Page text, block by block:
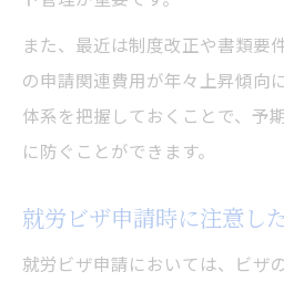
企業が知るべきビザ申
就労ビザ行政書士サー
ビザ申請費用変動に
制度改正で変わる東京都の
また、最近は制度改正や書類要
の申請関連費用が年々上昇傾向
体系を把握しておくことで、予
に防ぐことができます。
就労ビザ申請時に注意し
就労ビザ申請においては、ビザ